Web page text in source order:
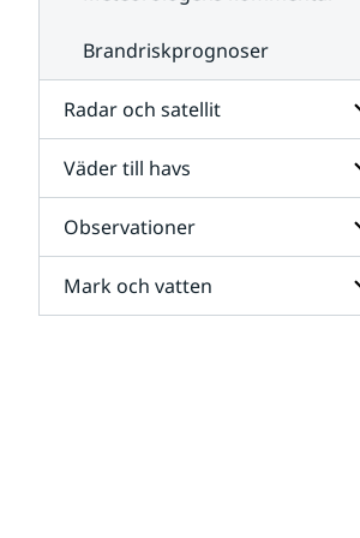
Brandriskprognoser
Radar och satellit
Väder till havs
Observationer
Mark och vatten